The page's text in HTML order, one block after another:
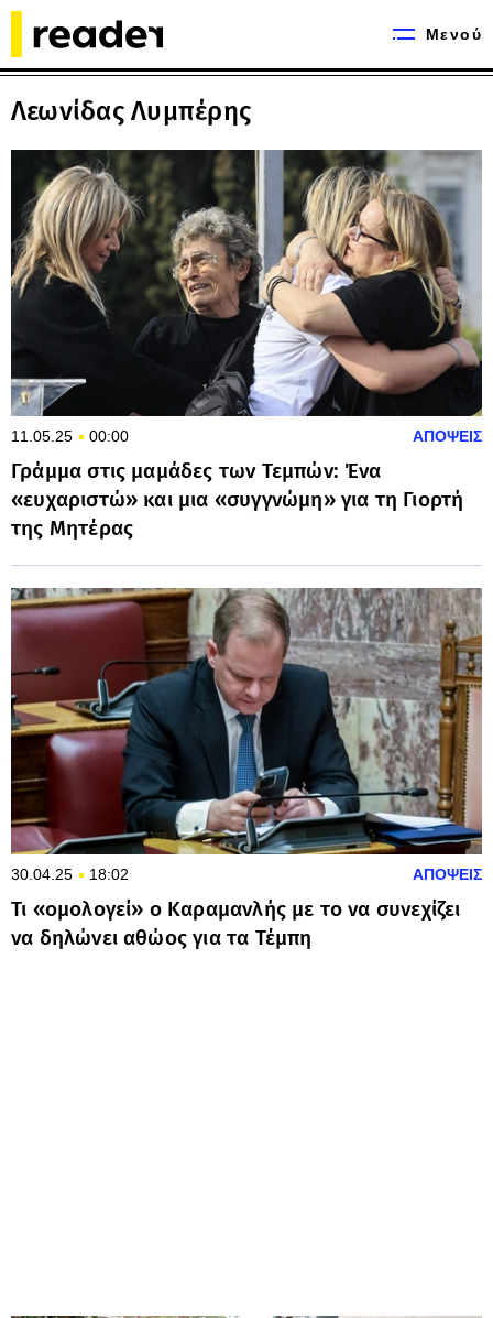
Μενού
Λεωνίδας Λυμπέρης
11.05.25 00:00 ΑΠΟΨΕΙΣ
Γράμμα στις μαμάδες των Τεμπών: Ένα
«ευχαριστώ» και μια «συγγνώμη» για τη Γιορτή
της Μητέρας
30.04.25 18:02 ΑΠΟΨΕΙΣ
Τι «ομολογεί» ο Καραμανλής με το να συνεχίζει
να δηλώνει αθώος για τα Τέμπη